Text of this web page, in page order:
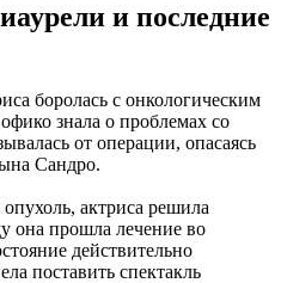
и последние
боролась с онкологическим
знала о проблемах со
от операции, опасаясь
Сандро.
актриса решила
она прошла лечение во
действительно
поставить спектакль